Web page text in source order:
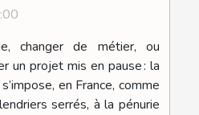
changer de métier, ou
un projet mis en pause : la
en France, comme
serrés, à la pénurie